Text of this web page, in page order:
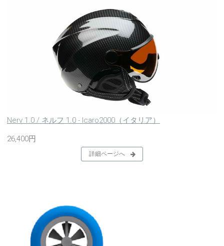
Nerv 1.0 / ネルフ 1.0 - Icaro2000（イタリア）
26,400円
詳細ページへ